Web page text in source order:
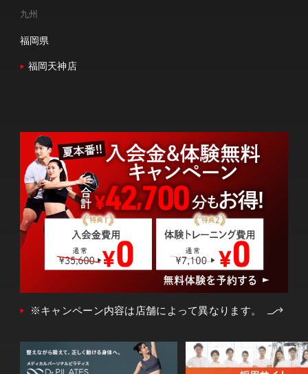
九州
福岡県
福岡天神店
※キャンペーン内容は店舗によって異なります。